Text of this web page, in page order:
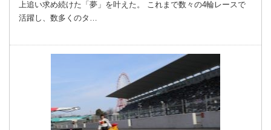
上追い求め続けた「夢」を叶えた。 これまで数々の4輪レースで
活躍し、数多くのタ…